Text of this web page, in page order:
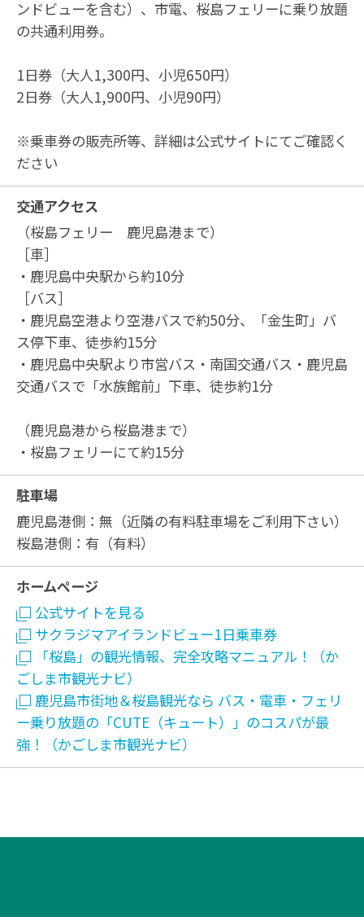
ンドビューを含む）、市電、桜島フェリーに乗り放題
の共通利用券。
1日券（大人1,300円、小児650円）
2日券（大人1,900円、小児90円）
※乗車券の販売所等、詳細は公式サイトにてご確認く
ださい
交通アクセス
（桜島フェリー 鹿児島港まで）
［車］
・鹿児島中央駅から約10分
［バス］
・鹿児島空港より空港バスで約50分、「金生町」バ
ス停下車、徒歩約15分
・鹿児島中央駅より市営バス・南国交通バス・鹿児島
交通バスで「水族館前」下車、徒歩約1分
（鹿児島港から桜島港まで）
・桜島フェリーにて約15分
駐車場
鹿児島港側：無（近隣の有料駐車場をご利用下さい）
桜島港側：有（有料）
ホームページ
公式サイトを見る
サクラジマアイランドビュー1日乗車券
「桜島」の観光情報、完全攻略マニュアル！（か
ごしま市観光ナビ）
鹿児島市街地＆桜島観光なら バス・電車・フェリ
ー乗り放題の「CUTE（キュート）」のコスパが最
強！（かごしま市観光ナビ）